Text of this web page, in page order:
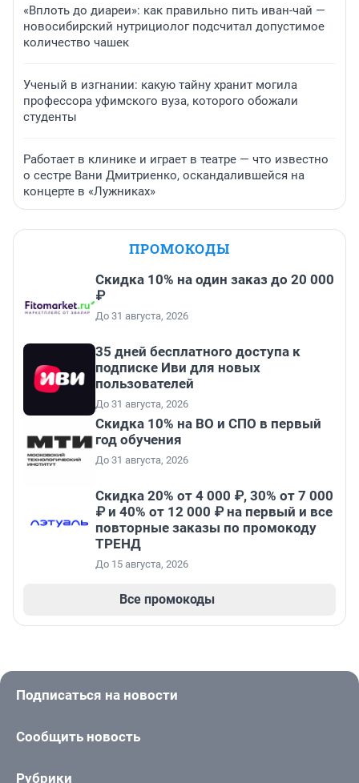
«Вплоть до диареи»: как правильно пить иван-чай —
новосибирский нутрициолог подсчитал допустимое
количество чашек
Ученый в изгнании: какую тайну хранит могила
профессора уфимского вуза, которого обожали
студенты
Работает в клинике и играет в театре — что известно
о сестре Вани Дмитриенко, оскандалившейся на
концерте в «Лужниках»
ПРОМОКОДЫ
Скидка 10% на один заказ до 20 000
₽
До 31 августа, 2026
35 дней бесплатного доступа к
подписке Иви для новых
пользователей
До 31 августа, 2026
Скидка 10% на ВО и СПО в первый
год обучения
До 31 августа, 2026
Скидка 20% от 4 000 ₽, 30% от 7 000
₽ и 40% от 12 000 ₽ на первый и все
повторные заказы по промокоду
ТРЕНД
До 15 августа, 2026
Все промокоды
Подписаться на новости
Сообщить новость
Рубрики